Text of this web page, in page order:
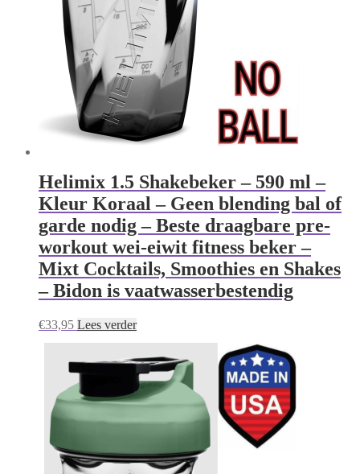
Helimix 1.5 Shakebeker – 590 ml –
Kleur Koraal – Geen blending bal of
garde nodig – Beste draagbare pre-
workout wei-eiwit fitness beker –
Mixt Cocktails, Smoothies en Shakes
– Bidon is vaatwasserbestendig
€33,95 Lees verder